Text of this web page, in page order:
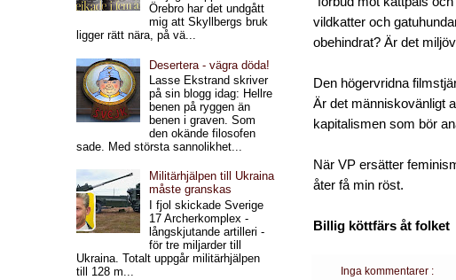
vildkatter och
obehindrat? Är det
Den högervridna
Är det människovänligt
kapitalismen som bör
När VP ersätter
åter få min röst.
Billig köttfärs åt folket
Inga kommentarer :
Örebro har det undgått
mig att Skyllbergs bruk
ligger rätt nära, på vä...
Desertera - vägra döda!
Lasse Ekstrand skriver
på sin blogg idag: Hellre
benen på ryggen än
benen i graven. Som
den okände filosofen
sade. Med största sannolikhet...
Militärhjälpen till Ukraina
måste granskas
I fjol skickade Sverige
17 Archerkomplex -
långskjutande artilleri -
för tre miljarder till
Ukraina. Totalt uppgår militärhjälpen
till 128 m...